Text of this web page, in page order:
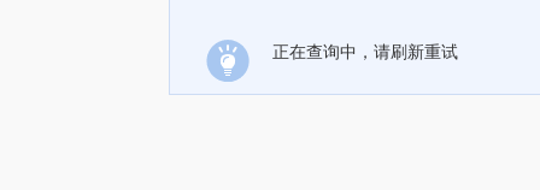
正在查询中，请刷新重试